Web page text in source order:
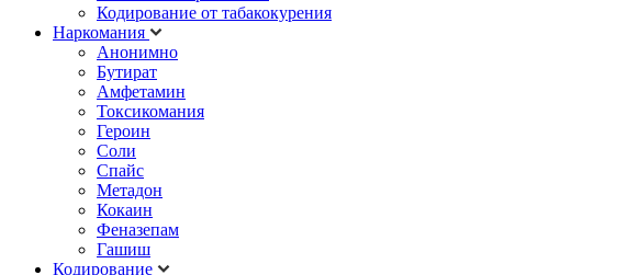
Кодирование от табакокурения
Наркомания
Анонимно
Бутират
Амфетамин
Токсикомания
Героин
Соли
Спайс
Метадон
Кокаин
Феназепам
Гашиш
Кодирование